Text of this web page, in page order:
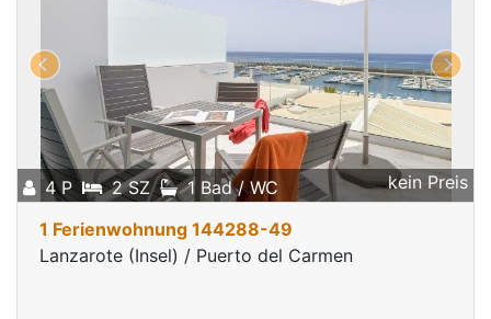
4 P 2 SZ 1 Bad / WC kein Preis
1 Ferienwohnung 144288-49
Lanzarote (Insel) / Puerto del Carmen